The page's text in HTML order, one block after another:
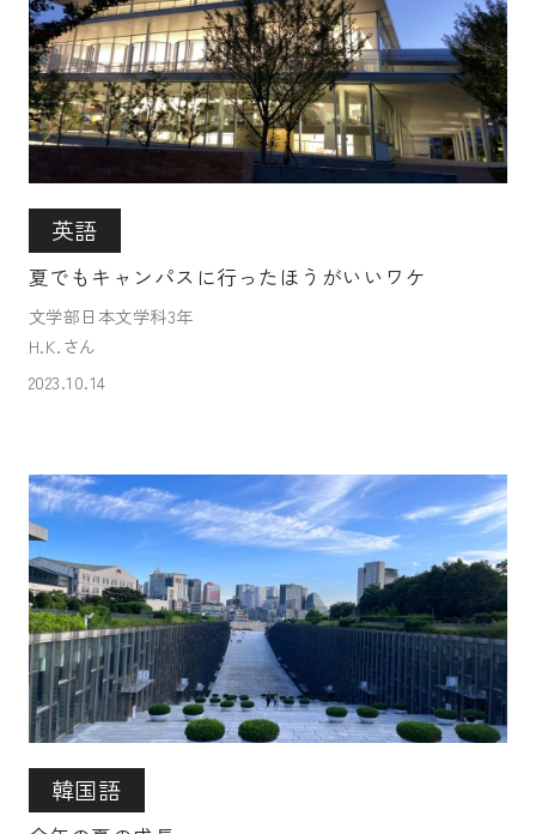
英語
夏でもキャンパスに行ったほうがいいワケ
文学部日本文学科3年
H.K.さん
2023.10.14
韓国語